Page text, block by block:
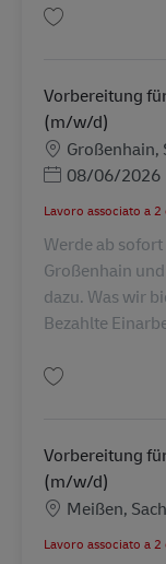
Vorbereitung
(m/w/d)
SedeGroßenhain,
Posted Date
08/06/2026
Werde ab
Großenhain
dazu. Was wir
Bezahlte
Vorbereitung
(m/w/d)
SedeMeißen,